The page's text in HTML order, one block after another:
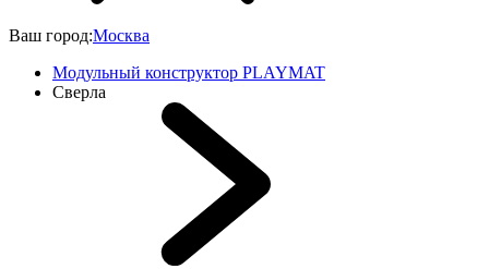
Ваш город:Москва
Модульный конструктор PLAYMAT
Сверла